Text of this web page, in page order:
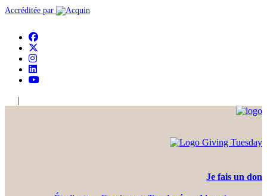
Accréditée par
|
Je fais un don